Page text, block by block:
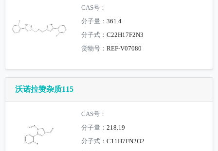
CAS号：
分子量：361.4
分子式：C22H17F2N3
货物号：REF-V07080
沃诺拉赞杂质115
CAS号：
分子量：218.19
分子式：C11H7FN2O2